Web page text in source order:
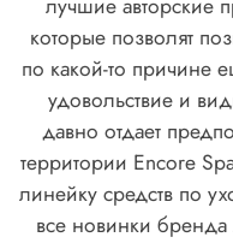
лучшие авторские
которые позволят
по какой-то причине
удовольствие и
давно отдает
территории Encore
линейку средств по
все новинки